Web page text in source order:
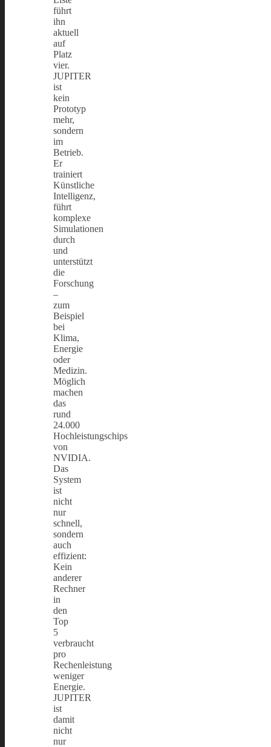
führt
ihn
aktuell
auf
Platz
vier.
JUPITER
ist
kein
Prototyp
mehr,
sondern
im
Betrieb.
Er
trainiert
Künstliche
Intelligenz,
führt
komplexe
Simulationen
durch
und
unterstützt
die
Forschung
–
zum
Beispiel
bei
Klima,
Energie
oder
Medizin.
Möglich
machen
das
rund
24.000
Hochleistungschips
von
NVIDIA.
Das
System
ist
nicht
nur
schnell,
sondern
auch
effizient:
Kein
anderer
Rechner
in
den
Top
5
verbraucht
pro
Rechenleistung
weniger
Energie.
JUPITER
ist
damit
nicht
nur